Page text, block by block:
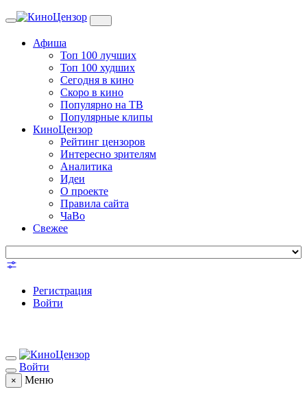
Toggle
Афиша
Топ 100 лучших
Топ 100 худших
Сегодня в кино
Скоро в кино
Популярно на ТВ
Популярные клипы
КиноЦензор
Рейтинг цензоров
Интересно зрителям
Аналитика
Идеи
О проекте
Правила сайта
ЧаВо
Свежее
Регистрация
Войти
Войти
× Меню